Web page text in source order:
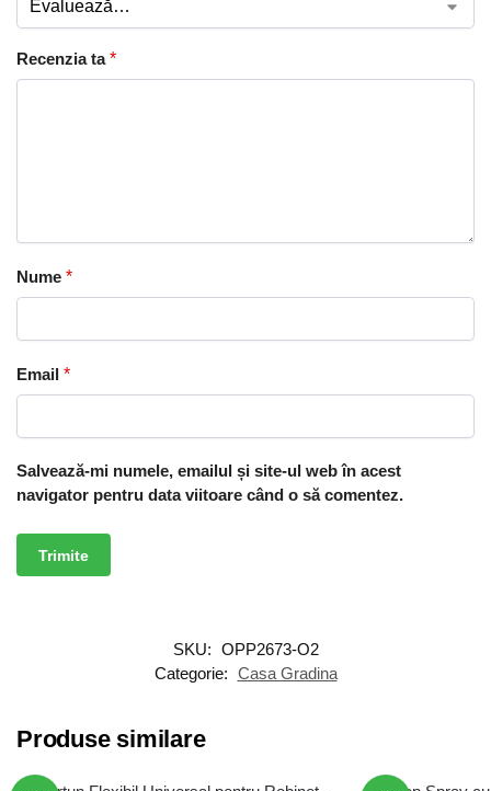
Recenzia ta*
Nume *
Email *
Salvează-mi numele, emailul și site-ul web în acest
navigator pentru data viitoare când o să comentez.
SKU: OPP2673-O2
Categorie: Casa Gradina
Produse similare